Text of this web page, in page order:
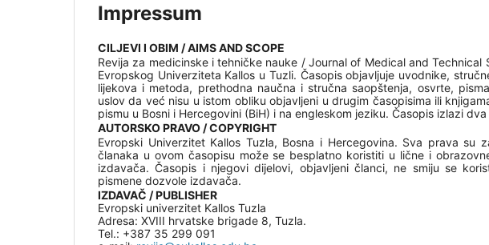
Impressum
CILJEVI I OBIM / AIMS AND SCOPE
Revija za medicinske i tehničke nauke / Journal of Medical and
Evropskog Univerziteta Kallos u Tuzli. Časopis objavljuje uvodnike,
lijekova i metoda, prethodna naučna i stručna saopštenja, osvrte,
uslov da već nisu u istom obliku objavljeni u drugim časopisima ili
pismu u Bosni i Hercegovini (BiH) i na engleskom jeziku. Časopis izlazi
AUTORSKO PRAVO / COPYRIGHT
Evropski Univerzitet Kallos Tuzla, Bosna i Hercegovina. Sva prava su
članaka u ovom časopisu može se besplatno koristiti u lične i
izdavača. Časopis i njegovi dijelovi, objavljeni članci, ne smiju se
pismene dozvole izdavača.
IZDAVAČ / PUBLISHER
Evropski univerzitet Kallos Tuzla
Adresa: XVIII hrvatske brigade 8, Tuzla.
Tel.: +387 35 299 091